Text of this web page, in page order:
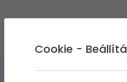
Cookie -